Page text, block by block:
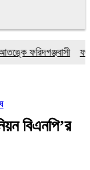
ফরিদগঞ্জবাসী
বিএনপি’র